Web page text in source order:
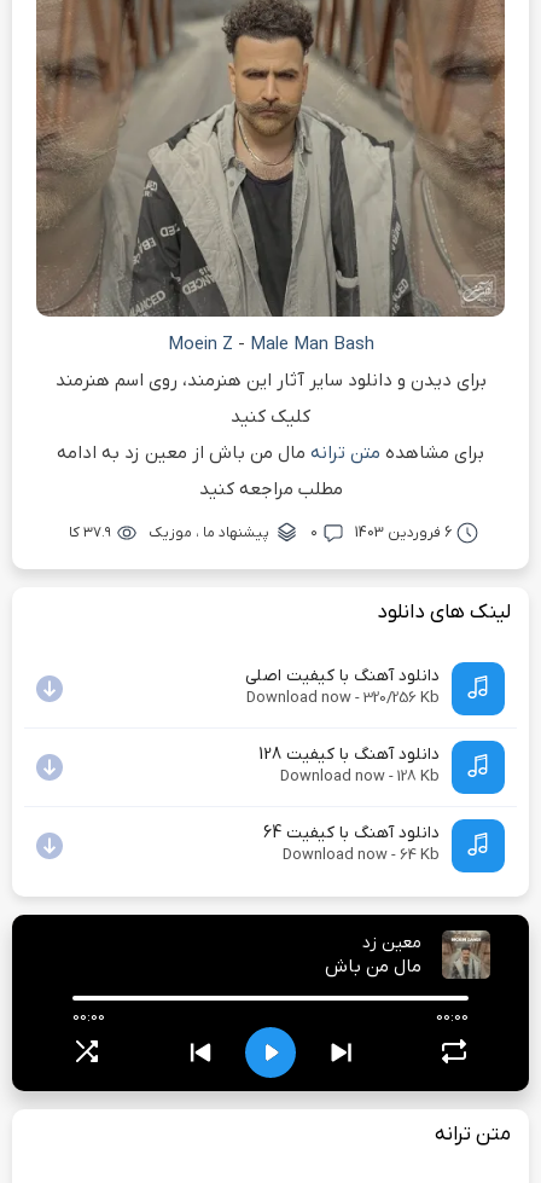
Moein Z - Male Man Bash
برای دیدن و دانلود سایر آثار این هنرمند، روی اسم هنرمند
کلیک کنید
برای مشاهده متن ترانه مال من باش از معین زد به ادامه
مطلب مراجعه کنید
6 فروردین 1403 ۰ پیشنهاد ما ، موزیک ۳۷.۹ کا
لینک های دانلود
دانلود آهنگ با کیفیت اصلی
Download now - 320/256 Kb
دانلود آهنگ با کیفیت 128
Download now - 128 Kb
دانلود آهنگ با کیفیت 64
Download now - 64 Kb
معین زد
مال من باش
00:00 00:00
متن ترانه